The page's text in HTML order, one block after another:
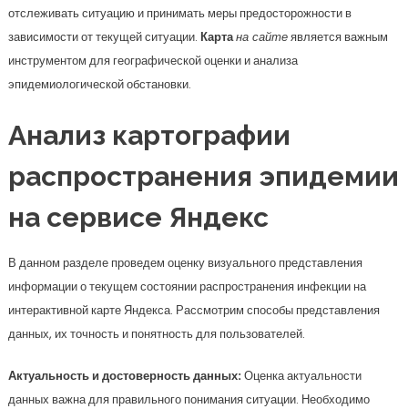
отслеживать ситуацию и принимать меры предосторожности в
зависимости от текущей ситуации. Картана сайтеявляется важным
инструментом для географической оценки и анализа
эпидемиологической обстановки.
Анализ картографии
распространения эпидемии
на сервисе Яндекс
В данном разделе проведем оценку визуального представления
информации о текущем состоянии распространения инфекции на
интерактивной карте Яндекса. Рассмотрим способы представления
данных, их точность и понятность для пользователей.
Актуальность и достоверность данных:Оценка актуальности
данных важна для правильного понимания ситуации. Необходимо